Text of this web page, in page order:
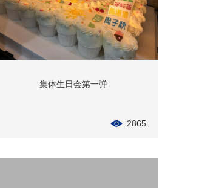
集体生日会第一弹
2865